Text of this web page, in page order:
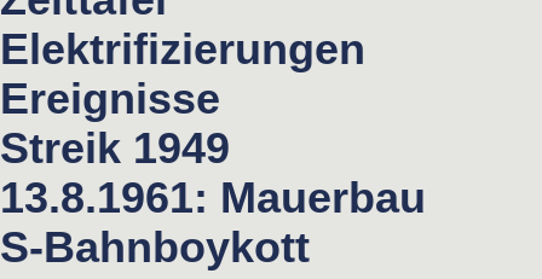
Elektrifizierungen
Ereignisse
Streik 1949
13.8.1961: Mauerbau
S-Bahnboykott